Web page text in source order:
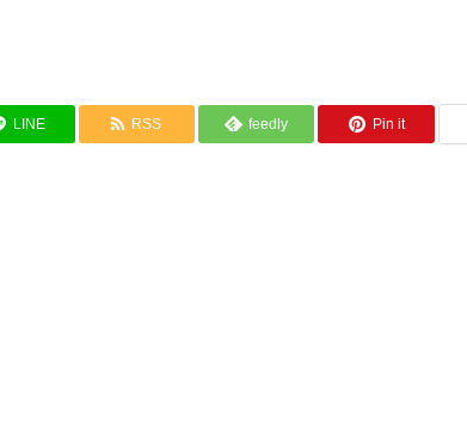
LINE RSS feedly Pin it